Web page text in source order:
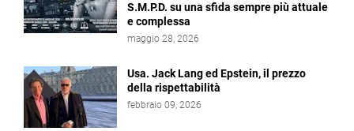
S.M.P.D. su una sfida sempre più attuale
e complessa
maggio 28, 2026
Usa. Jack Lang ed Epstein, il prezzo
della rispettabilità
febbraio 09, 2026